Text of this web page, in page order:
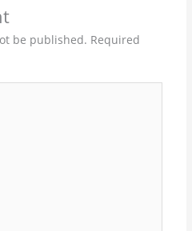
be published. Required